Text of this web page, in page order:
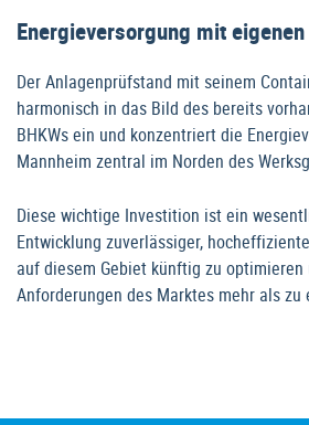
Energieversorgung mit eigenen
Der Anlagenprüfstand mit seinem
harmonisch in das Bild des bereits
BHKWs ein und konzentriert die
Mannheim zentral im Norden des
Diese wichtige Investition ist ein
Entwicklung zuverlässiger,
auf diesem Gebiet künftig zu optimieren
Anforderungen des Marktes mehr als zu